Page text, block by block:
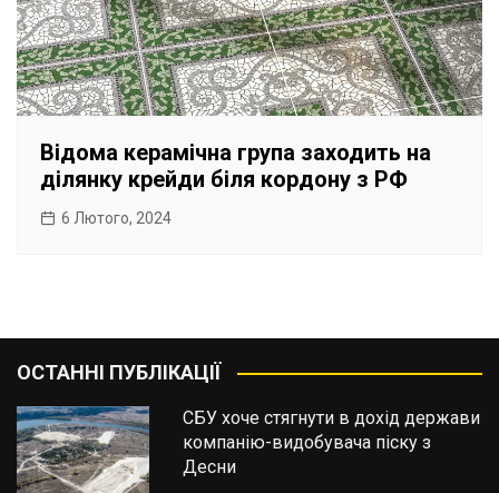
Відома керамічна група заходить на
ділянку крейди біля кордону з РФ
6 Лютого, 2024
ОСТАННІ ПУБЛІКАЦІЇ
СБУ хоче стягнути в дохід держави
компанію-видобувача піску з
Десни